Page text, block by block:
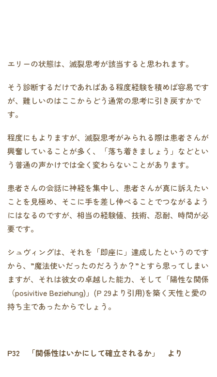
エリーの状態は、滅裂思考が該当すると思われます。
そう診断するだけであればある程度経験を積めば容易です
が、難しいのはここからどう通常の思考に引き戻すかで
す。
程度にもよりますが、滅裂思考がみられる際は患者さんが
興奮していることが多く、「落ち着きましょう」などとい
う普通の声かけでは全く変わらないことがあります。
患者さんの会話に神経を集中し、患者さんが真に訴えたい
ことを見極め、そこに手を差し伸べることでつながるよう
にはなるのですが、相当の経験値、技術、忍耐、時間が必
要です。
シュヴィングは、それを「即座に」達成したというのです
から、”魔法使いだったのだろうか？”とすら思ってしまい
ますが、それは彼女の卓越した能力、そして「陽性な関係
（posivitive Beziehung)」(P 29より引用)を築く天性と愛の
持ち主であったからでしょう。
P32 「関係性はいかにして確立されるか」 より